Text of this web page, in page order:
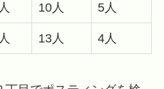
10人 5人
13人 4人